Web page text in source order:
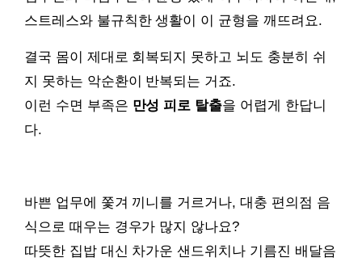
스트레스와 불규칙한 생활이 이 균형을 깨뜨려요.
결국 몸이 제대로 회복되지 못하고 뇌도 충분히 쉬
지 못하는 악순환이 반복되는 거죠.
이런 수면 부족은 만성 피로 탈출을 어렵게 한답니
다.
바쁜 업무에 쫓겨 끼니를 거르거나, 대충 편의점 음
식으로 때우는 경우가 많지 않나요?
따뜻한 집밥 대신 차가운 샌드위치나 기름진 배달음